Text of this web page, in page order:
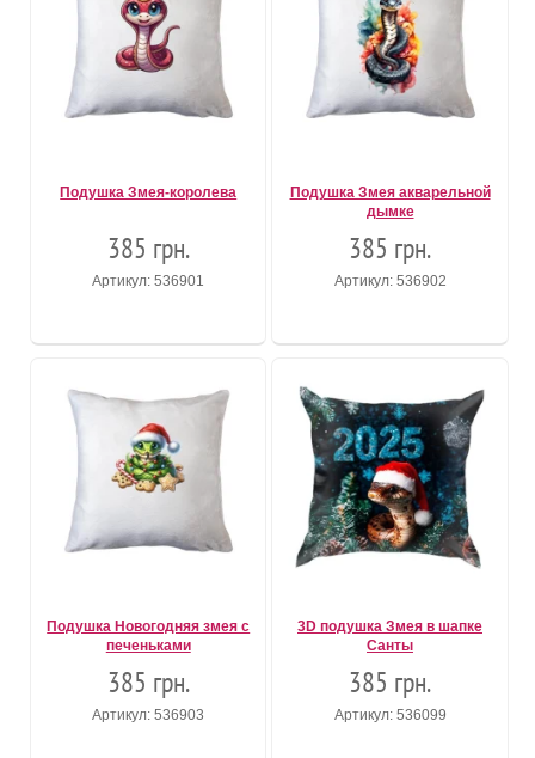
Подушка Змея-королева
385 грн.
Артикул: 536901
Подушка Змея акварельной
дымке
385 грн.
Артикул: 536902
Подушка Новогодняя змея с
печеньками
385 грн.
Артикул: 536903
3D подушка Змея в шапке
Санты
385 грн.
Артикул: 536099